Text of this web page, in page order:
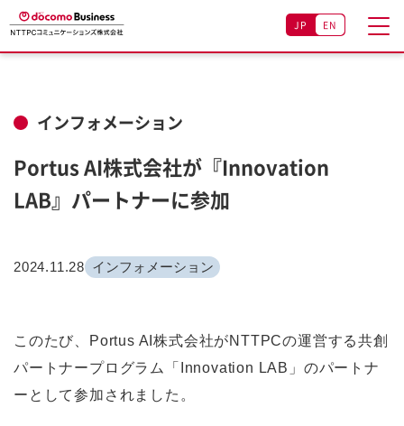
JP EN
インフォメーション
Portus AI株式会社が『Innovation
LAB』パートナーに参加
2024.11.28 インフォメーション
このたび、Portus AI株式会社がNTTPCの運営する共創
パートナープログラム「Innovation LAB」のパートナ
ーとして参加されました。